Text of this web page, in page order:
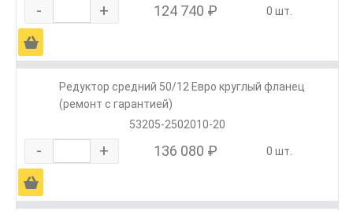
- + 124 740 ₽ 0 шт.
Ä
Редуктор средний 50/12 Евро круглый фланец
(ремонт с гарантией)
53205-2502010-20
- + 136 080 ₽ 0 шт.
Ä